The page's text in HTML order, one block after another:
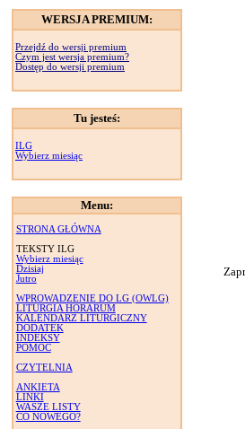
WERSJA PREMIUM:
Przejdź do wersji premium
Czym jest wersja premium?
Dostęp do wersji premium
Tu jesteś:
ILG
Wybierz miesiąc
Menu:
STRONA GŁÓWNA
TEKSTY ILG
Wybierz miesiąc
Dzisiaj
Jutro
WPROWADZENIE DO LG (OWLG)
LITURGIA HORARUM
KALENDARZ LITURGICZNY
DODATEK
INDEKSY
POMOC
CZYTELNIA
ANKIETA
LINKI
WASZE LISTY
CO NOWEGO?